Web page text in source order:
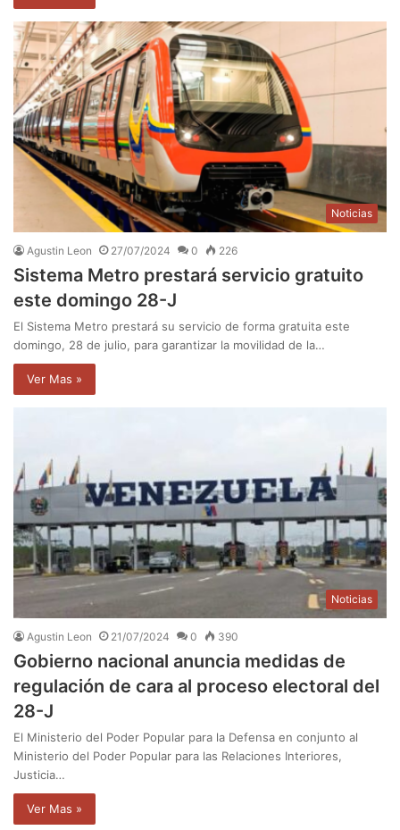
Noticias
Agustin Leon 27/07/2024 0 226
Sistema Metro prestará servicio gratuito
este domingo 28-J
El Sistema Metro prestará su servicio de forma gratuita este
domingo, 28 de julio, para garantizar la movilidad de la…
Ver Mas »
Noticias
Agustin Leon 21/07/2024 0 390
Gobierno nacional anuncia medidas de
regulación de cara al proceso electoral del
28-J
El Ministerio del Poder Popular para la Defensa en conjunto al
Ministerio del Poder Popular para las Relaciones Interiores,
Justicia…
Ver Mas »